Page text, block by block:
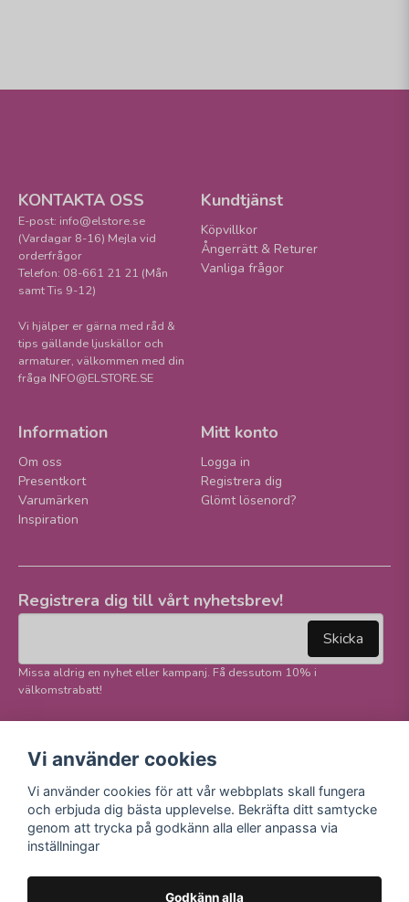
KONTAKTA OSS
E-post: info@elstore.se
(Vardagar 8-16) Mejla vid
orderfrågor
Telefon: 08-661 21 21 (Mån
samt Tis 9-12)
Vi hjälper er gärna med råd &
tips gällande ljuskällor och
armaturer, välkommen med din
fråga INFO@ELSTORE.SE
Kundtjänst
Köpvillkor
Ångerrätt & Returer
Vanliga frågor
Information
Om oss
Presentkort
Varumärken
Inspiration
Mitt konto
Logga in
Registrera dig
Glömt lösenord?
Registrera dig till vårt nyhetsbrev!
Skicka
Missa aldrig en nyhet eller kampanj. Få dessutom 10% i
välkomstrabatt!
sociala medier!
Facebook
Instagram
Youtube
E-handel
Vi använder cookies
Vi använder cookies för att vår webbplats skall fungera
och erbjuda dig bästa upplevelse. Bekräfta ditt samtycke
genom att trycka på godkänn alla eller anpassa via
inställningar
Godkänn alla